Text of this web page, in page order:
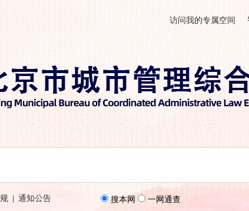
访问我的专属空间
搜本网 一网通查
通知公告